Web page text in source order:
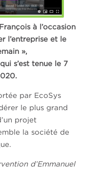
à l’occasion
l’entreprise et le
»,
s’est tenue le 7
par EcoSys
le plus grand
projet
la société de
d’Emmanuel